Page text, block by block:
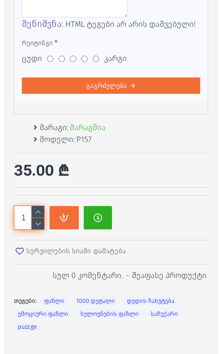
შენიშვნა: HTML ტეგები არ არის დაშვებული!
რეიტინგი
ცუდი კარგი
გაგრძელება
მარაგი: მარაგშია
მოდელი: P157
სულ 0 კომენტარი. - შეაფასე პროდუქტი
35.00 ₾
სურვილების სიაში დამატება
თეგები: ფაზლი 1000 დეტალი
დედის ჩახუტება
ემოციური ფაზლი
ხელოვნების ფაზლი
საჩუქარი
puzz.ge